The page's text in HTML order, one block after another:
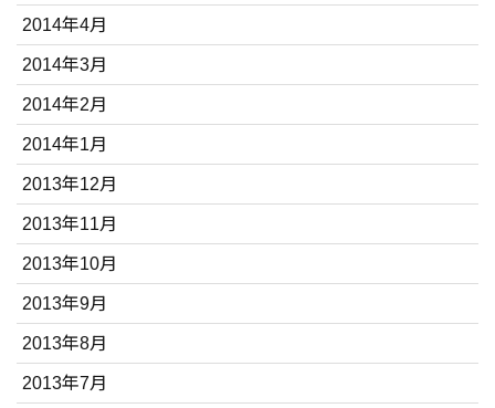
2014年4月
2014年3月
2014年2月
2014年1月
2013年12月
2013年11月
2013年10月
2013年9月
2013年8月
2013年7月